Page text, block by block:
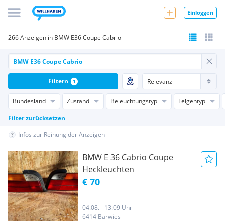
Einloggen
266 Anzeigen in BMW E36 Coupe Cabrio
Bundesland Zustand Beleuchtungstyp
Felgentyp
Filter zurücksetzen
Filtern 1
Infos zur Reihung der Anzeigen
BMW E 36 Cabrio Coupe
Heckleuchten
€ 70
04.08. - 13:09 Uhr
6414 Barwies